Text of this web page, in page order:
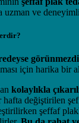
uzman ve
için harika bir
kolaylıkla
değiştirilen
şeffaf